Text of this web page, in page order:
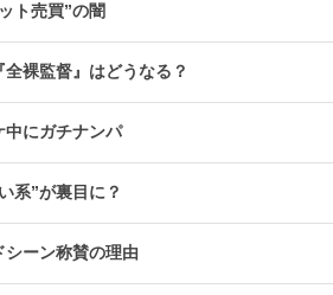
ト売買”の闇
裸監督』はどうなる？
中にガチナンパ
系”が裏目に？
シーン称賛の理由